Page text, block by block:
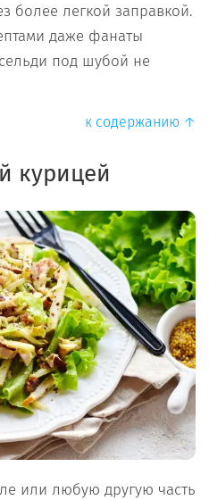
более легкой заправкой.
даже фанаты
под шубой не
к содержанию ↑
курицей
или любую другую часть